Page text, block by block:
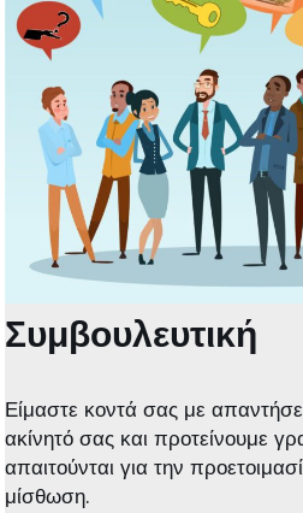
Συμβουλευτική
Είμαστε κοντά σας με
ακίνητό σας και προτείνουμε
απαιτούνται για την
μίσθωση.